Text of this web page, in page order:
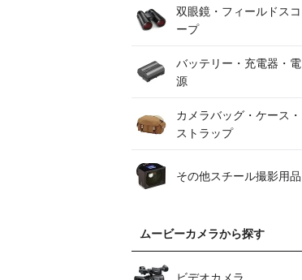
双眼鏡・フィールドスコ
ープ
バッテリー・充電器・電
源
カメラバッグ・ケース・
ストラップ
その他スチール撮影用品
ムービーカメラから探す